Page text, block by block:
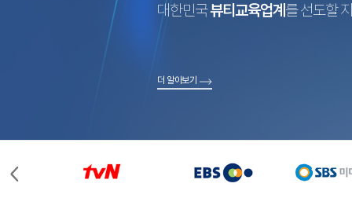
대한민국뷰티교육업계 를 선도할
더 알아보기